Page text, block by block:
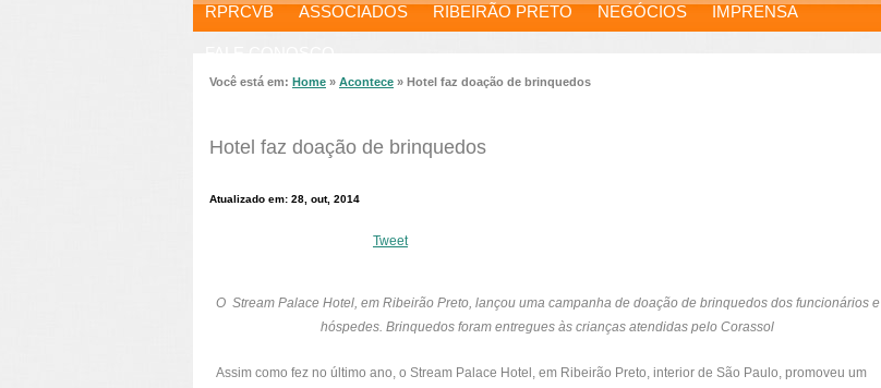
RPRCVB ASSOCIADOS RIBEIRÃO PRETO NEGÓCIOS IMPRENSA
Você está em: Home » Acontece » Hotel faz doação de brinquedos
Hotel faz doação de brinquedos
Atualizado em: 28, out, 2014
Tweet
O Stream Palace Hotel, em Ribeirão Preto, lançou uma campanha de doação de brinquedos dos funcionários e
hóspedes. Brinquedos foram entregues às crianças atendidas pelo Corassol
Assim como fez no último ano, o Stream Palace Hotel, em Ribeirão Preto, interior de São Paulo, promoveu um